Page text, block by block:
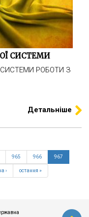
СИСТЕМИ
СИСТЕМИ РОБОТИ З
Детальніше
965 966 967
› остання »